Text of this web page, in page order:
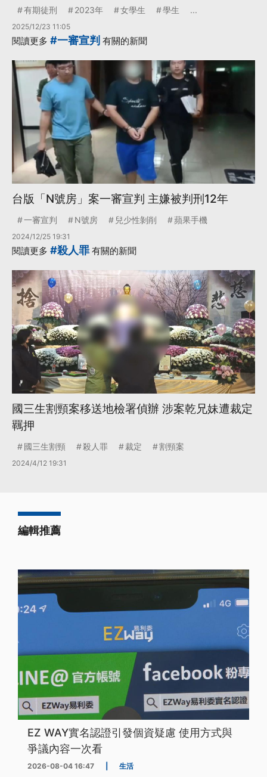
有期徒刑 2023年 女學生 學生 ...
2025/12/23 11:05
閱讀更多 #一審宣判 有關的新聞
台版「N號房」案一審宣判 主嫌被判刑12年
一審宣判 N號房 兒少性剝削 蘋果手機
2024/12/25 19:31
閱讀更多 #殺人罪 有關的新聞
國三生割頸案移送地檢署偵辦 涉案乾兄妹遭裁定
羈押
國三生割頸 殺人罪 裁定 割頸案
2024/4/12 19:31
編輯推薦
EZ WAY實名認證引發個資疑慮 使用方式與
爭議內容一次看
2026-08-04 16:47 生活